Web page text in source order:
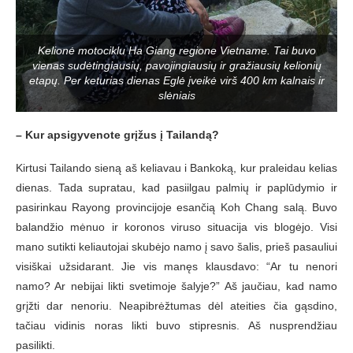
Kelionė motociklu Ha Giang regione Vietname. Tai buvo
vienas sudėtingiausių, pavojingiausių ir gražiausių kelionių
etapų. Per keturias dienas Eglė įveikė virš 400 km kalnais ir
slėniais
– Kur apsigyvenote grįžus į Tailandą?
Kirtusi Tailando sieną aš keliavau i Bankoką, kur praleidau kelias
dienas. Tada supratau, kad pasiilgau palmių ir paplūdymio ir
pasirinkau Rayong provincijoje esančią Koh Chang salą. Buvo
balandžio mėnuo ir koronos viruso situacija vis blogėjo. Visi
mano sutikti keliautojai skubėjo namo į savo šalis, prieš pasauliui
visiškai užsidarant. Jie vis manęs klausdavo: “Ar tu nenori
namo? Ar nebijai likti svetimoje šalyje?” Aš jaučiau, kad namo
grįžti dar nenoriu. Neapibrėžtumas dėl ateities čia gąsdino,
tačiau vidinis noras likti buvo stipresnis. Aš nusprendžiau
pasilikti.